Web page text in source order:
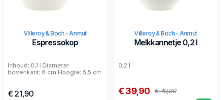
Villeroy & Boch - Anmut
Espressokop
Inhoud: 0,1 l Diameter
bovenkant: 6 cm Hoogte: 5,5 cm
€ 21,90
Villeroy & Boch - Anmut
Melkkannetje 0,2 l
0,2 l
€ 39,90 € 49,90